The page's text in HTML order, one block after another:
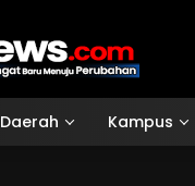
Daerah Kampus